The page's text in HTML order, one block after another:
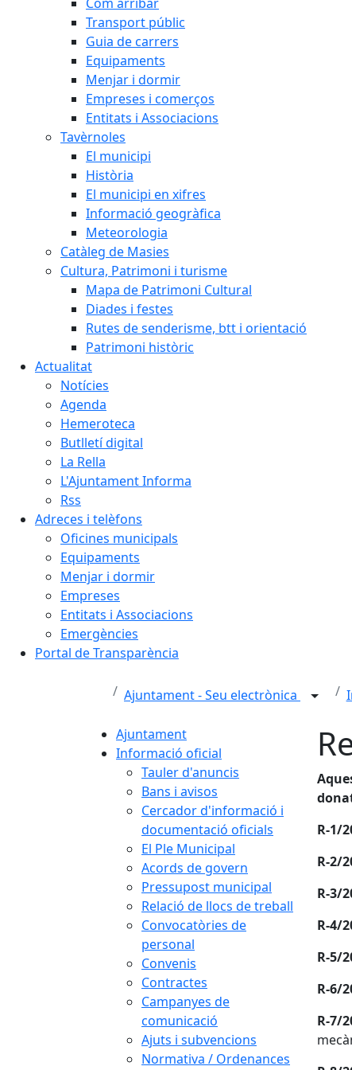
Transport públic
Guia de carrers
Equipaments
Menjar i dormir
Empreses i comerços
Entitats i Associacions
Tavèrnoles
El municipi
Història
El municipi en xifres
Informació geogràfica
Meteorologia
Catàleg de Masies
Cultura, Patrimoni i turisme
Mapa de Patrimoni Cultural
Diades i festes
Rutes de senderisme, btt i orientació
Patrimoni històric
Actualitat
Notícies
Agenda
Hemeroteca
Butlletí digital
La Rella
L'Ajuntament Informa
Rss
Adreces i telèfons
Oficines municipals
Equipaments
Menjar i dormir
Empreses
Entitats i Associacions
Emergències
Portal de Transparència
Ajuntament - Seu electrònica
Ajuntament
Informació oficial
Tauler d'anuncis
Bans i avisos
Cercador d'informació i
documentació oficials
El Ple Municipal
Acords de govern
Pressupost municipal
Relació de llocs de treball
Convocatòries de
personal
Convenis
Contractes
Campanyes de
comunicació
Ajuts i subvencions
Normativa / Ordenances
R-1/
R-2/
R-3/
R-4/
R-5/
R-6/
R-7/